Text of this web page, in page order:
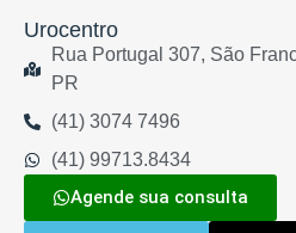
Urocentro
Rua Portugal 307, São
PR
(41) 3074 7496
(41) 99713.8434
Agende sua consulta